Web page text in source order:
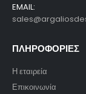
EMAIL:
ΠΛΗΡΟΦΟΡΙΕΣ
Η εταιρεία
Επικοινωνία